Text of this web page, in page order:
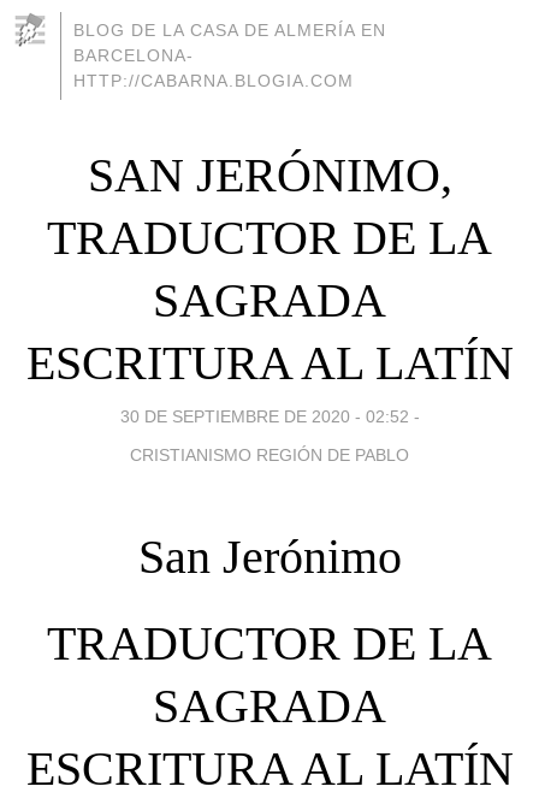
BLOG DE LA CASA DE ALMERÍA EN
BARCELONA-
HTTP://CABARNA.BLOGIA.COM
SAN JERÓNIMO,
TRADUCTOR DE LA
SAGRADA
ESCRITURA AL LATÍN
30 DE SEPTIEMBRE DE 2020 - 02:52 -
CRISTIANISMO REGIÓN DE PABLO
San Jerónimo
TRADUCTOR DE LA
SAGRADA
ESCRITURA AL LATÍN